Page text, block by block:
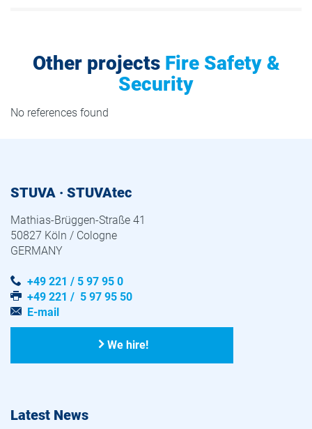
Other projects Fire Safety &
Security
No references found
STUVA · STUVAtec
Mathias-Brüggen-Straße 41
50827 Köln / Cologne
GERMANY
+49 221 / 5 97 95 0
+49 221 / 5 97 95 50
E-mail
We hire!
Latest News